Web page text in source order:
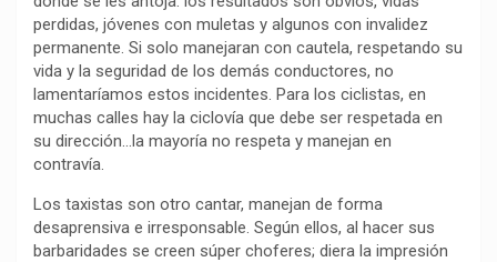
perdidas, jóvenes con muletas y algunos con invalidez
permanente. Si solo manejaran con cautela, respetando su
vida y la seguridad de los demás conductores, no
lamentaríamos estos incidentes. Para los ciclistas, en
muchas calles hay la ciclovía que debe ser respetada en
su dirección…la mayoría no respeta y manejan en
contravía.
Los taxistas son otro cantar, manejan de forma
desaprensiva e irresponsable. Según ellos, al hacer sus
barbaridades se creen súper choferes; diera la impresión